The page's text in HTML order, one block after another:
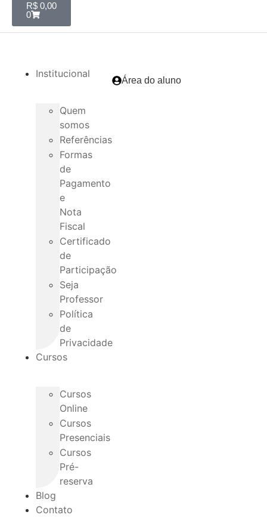
R$ 0,00
0
Institucional
Quem
somos
Referências
Formas
de
Pagamento
e
Nota
Fiscal
Certificado
de
Participação
Seja
Professor
Política
de
Privacidade
Cursos
Cursos
Online
Cursos
Presenciais
Cursos
Pré-
reserva
Blog
Contato
Área do aluno